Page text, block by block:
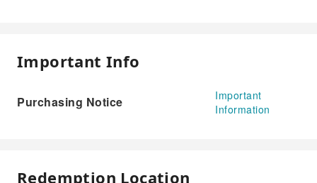
Important Info
Purchasing Notice
Important
Information
Redemption Location